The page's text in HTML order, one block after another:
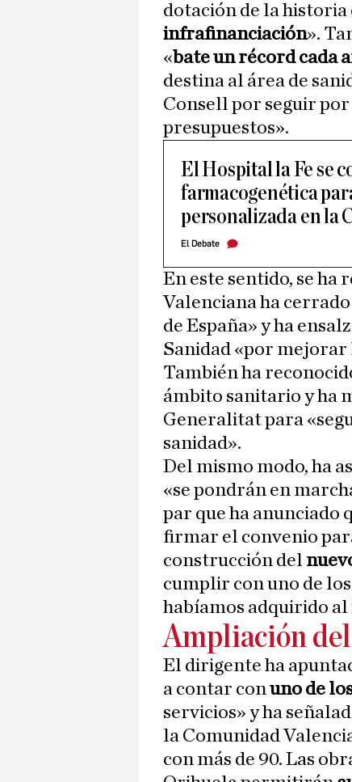
dotación de la historia
infrafinanciación».
«bate un récord cada
destina al área de
Consell por seguir
presupuestos».
El Hospital la Fe se
farmacogenética
personalizada en la
El Debate
En este sentido, se ha
Valenciana ha
de España» y ha
Sanidad «por mejorar
También ha
ámbito sanitario y ha
Generalitat para
sanidad».
Del mismo modo, ha
«se pondrán en
par que ha anunciado
firmar el convenio
construcción del
cumplir con uno de
habíamos adquirido
Ampliación
El dirigente ha
a contar conuno de
servicios» y ha
la Comunidad
con más de 90. Las